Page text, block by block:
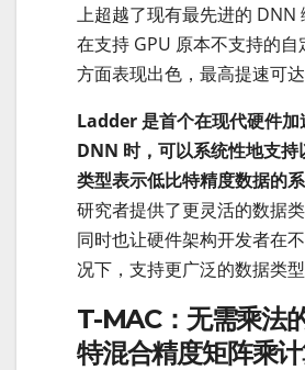
上超越了现有最先进的 DNN
在支持 GPU 原本不支持的自
方面表现出色，最高提速可达
Ladder 是首个在现代硬件加
DNN 时，可以系统性地支持
类型表示低比特精度数据的系
研究者提供了更灵活的数据
同时也让硬件架构开发者在
况下，支持更广泛的数据类型
T-MAC：无需乘法
特混合精度矩阵乘